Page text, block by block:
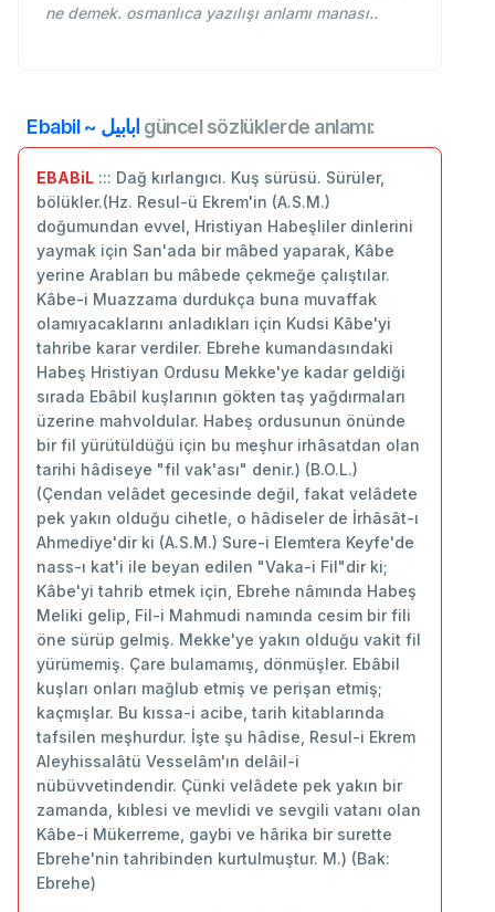
ne demek. osmanlıca yazılışı anlamı manası..
Ebabil ~ ابابيل güncel sözlüklerde anlamı:
EBABiL ::: Dağ kırlangıcı. Kuş sürüsü. Sürüler,
bölükler.(Hz. Resul-ü Ekrem'in (A.S.M.)
doğumundan evvel, Hristiyan Habeşliler dinlerini
yaymak için San'ada bir mâbed yaparak, Kâbe
yerine Arabları bu mâbede çekmeğe çalıştılar.
Kâbe-i Muazzama durdukça buna muvaffak
olamıyacaklarını anladıkları için Kudsi Kâbe'yi
tahribe karar verdiler. Ebrehe kumandasındaki
Habeş Hristiyan Ordusu Mekke'ye kadar geldiği
sırada Ebâbil kuşlarının gökten taş yağdırmaları
üzerine mahvoldular. Habeş ordusunun önünde
bir fil yürütüldüğü için bu meşhur irhâsatdan olan
tarihi hâdiseye "fil vak'ası" denir.) (B.O.L.)
(Çendan velâdet gecesinde değil, fakat velâdete
pek yakın olduğu cihetle, o hâdiseler de İrhâsât-ı
Ahmediye'dir ki (A.S.M.) Sure-i Elemtera Keyfe'de
nass-ı kat'i ile beyan edilen "Vaka-i Fil"dir ki;
Kâbe'yi tahrib etmek için, Ebrehe nâmında Habeş
Meliki gelip, Fil-i Mahmudi namında cesim bir fili
öne sürüp gelmiş. Mekke'ye yakın olduğu vakit fil
yürümemiş. Çare bulamamış, dönmüşler. Ebâbil
kuşları onları mağlub etmiş ve perişan etmiş;
kaçmışlar. Bu kıssa-i acibe, tarih kitablarında
tafsilen meşhurdur. İşte şu hâdise, Resul-i Ekrem
Aleyhissalâtü Vesselâm'ın delâil-i
nübüvvetindendir. Çünki velâdete pek yakın bir
zamanda, kıblesi ve mevlidi ve sevgili vatanı olan
Kâbe-i Mükerreme, gaybi ve hârika bir surette
Ebrehe'nin tahribinden kurtulmuştur. M.) (Bak:
Ebrehe)